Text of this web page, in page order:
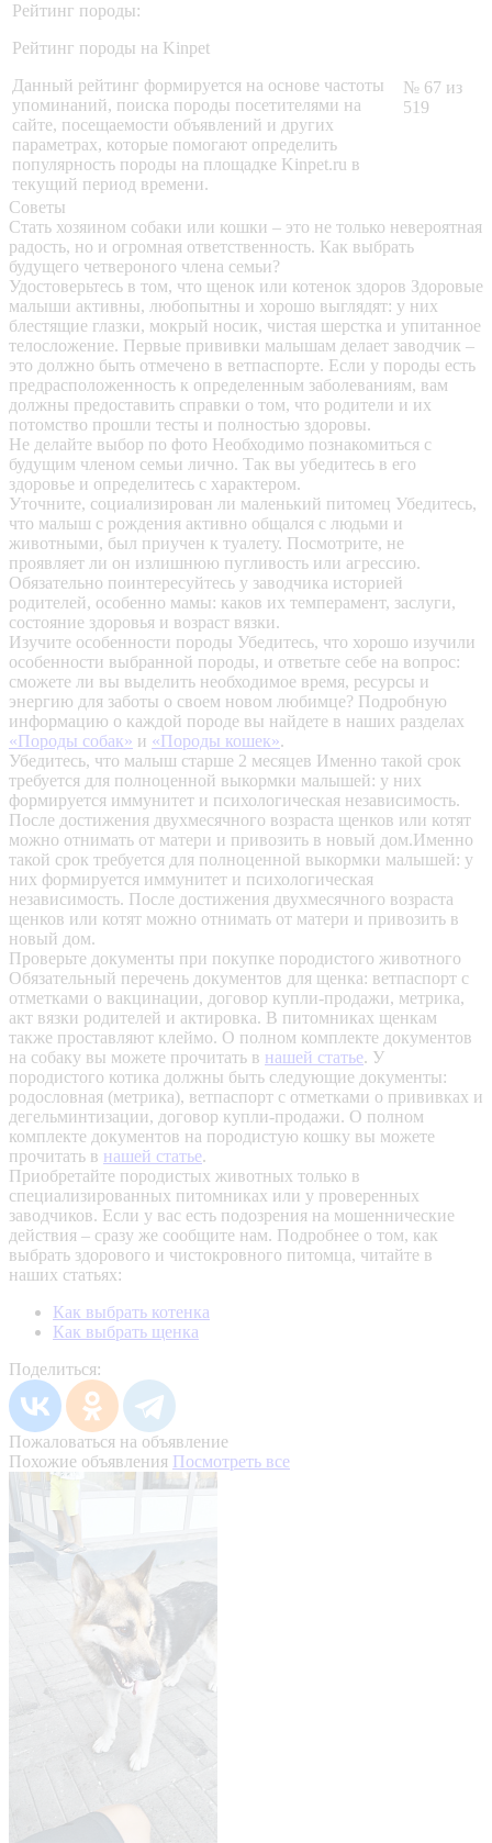
Рейтинг породы:
Рейтинг породы на Kinpet
Данный рейтинг формируется на основе частоты
упоминаний, поиска породы посетителями на
сайте, посещаемости объявлений и других
параметрах, которые помогают определить
популярность породы на площадке Kinpet.ru в
текущий период времени.
№ 67 из
519
Советы
Стать хозяином собаки или кошки – это не только невероятная
радость, но и огромная ответственность. Как выбрать
будущего четвероного члена семьи?
Удостоверьтесь в том, что щенок или котенок здоров Здоровые
малыши активны, любопытны и хорошо выглядят: у них
блестящие глазки, мокрый носик, чистая шерстка и упитанное
телосложение. Первые прививки малышам делает заводчик –
это должно быть отмечено в ветпаспорте. Если у породы есть
предрасположенность к определенным заболеваниям, вам
должны предоставить справки о том, что родители и их
потомство прошли тесты и полностью здоровы.
Не делайте выбор по фото Необходимо познакомиться с
будущим членом семьи лично. Так вы убедитесь в его
здоровье и определитесь с характером.
Уточните, социализирован ли маленький питомец Убедитесь,
что малыш с рождения активно общался с людьми и
животными, был приучен к туалету. Посмотрите, не
проявляет ли он излишнюю пугливость или агрессию.
Обязательно поинтересуйтесь у заводчика историей
родителей, особенно мамы: каков их темперамент, заслуги,
состояние здоровья и возраст вязки.
Изучите особенности породы Убедитесь, что хорошо изучили
особенности выбранной породы, и ответьте себе на вопрос:
сможете ли вы выделить необходимое время, ресурсы и
энергию для заботы о своем новом любимце? Подробную
информацию о каждой породе вы найдете в наших разделах
«Породы собак» и «Породы кошек».
Убедитесь, что малыш старше 2 месяцев Именно такой срок
требуется для полноценной выкормки малышей: у них
формируется иммунитет и психологическая независимость.
После достижения двухмесячного возраста щенков или котят
можно отнимать от матери и привозить в новый дом.Именно
такой срок требуется для полноценной выкормки малышей: у
них формируется иммунитет и психологическая
независимость. После достижения двухмесячного возраста
щенков или котят можно отнимать от матери и привозить в
новый дом.
Проверьте документы при покупке породистого животного
Обязательный перечень документов для щенка: ветпаспорт с
отметками о вакцинации, договор купли-продажи, метрика,
акт вязки родителей и актировка. В питомниках щенкам
также проставляют клеймо. О полном комплекте документов
на собаку вы можете прочитать в нашей статье. У
породистого котика должны быть следующие документы:
родословная (метрика), ветпаспорт с отметками о прививках и
дегельминтизации, договор купли-продажи. О полном
комплекте документов на породистую кошку вы можете
прочитать в нашей статье.
Приобретайте породистых животных только в
специализированных питомниках или у проверенных
заводчиков. Если у вас есть подозрения на мошеннические
действия – сразу же сообщите нам. Подробнее о том, как
выбрать здорового и чистокровного питомца, читайте в
наших статьях:
Как выбрать котенка
Как выбрать щенка
Поделиться:
Пожаловаться на объявление
Похожие объявления Посмотреть все